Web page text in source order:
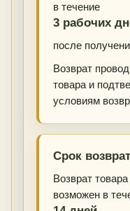
в течение
3 рабочих
после
Возврат
товара и
условиям
Срок
Возврат
возможен в